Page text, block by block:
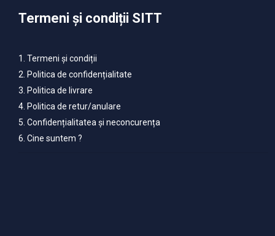
Termeni și condiții SITT
1. Termeni și condiții
2. Politica de confidențialitate
3. Politica de livrare
4. Politica de retur/anulare
5. Confidențialitatea și neconcurența
6. Cine suntem ?